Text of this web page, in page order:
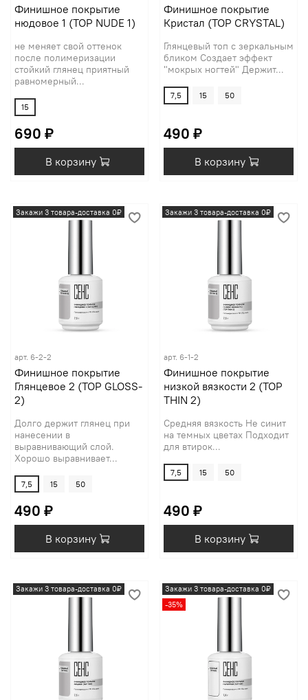
Финишное покрытие
нюдовое 1 (TOP NUDE 1)
не меняет свой оттенок
после полимеризации
стойкий глянец приятный
равномерный...
15
690 ₽
В корзину
Финишное покрытие
Кристал (TOP CRYSTAL)
Глянцевый топ с зеркальным
бликом Создает эффект
"мокрых ногтей" Держит...
7,5 15 50
490 ₽
В корзину
Закажи 3 товара-доставка 0₽
арт. 6-2-2
Финишное покрытие
Глянцевое 2 (TOP GLOSS-
2)
Долго держит глянец при
нанесении в
выравнивающий слой.
Хорошо выравнивает...
7,5 15 50
490 ₽
В корзину
Закажи 3 товара-доставка 0₽
арт. 6-1-2
Финишное покрытие
низкой вязкости 2 (TOP
THIN 2)
Средняя вязкость Не синит
на темных цветах Подходит
для втирок...
7,5 15 50
490 ₽
В корзину
Закажи 3 товара-доставка 0₽
Закажи 3 товара-доставка 0₽
-35%